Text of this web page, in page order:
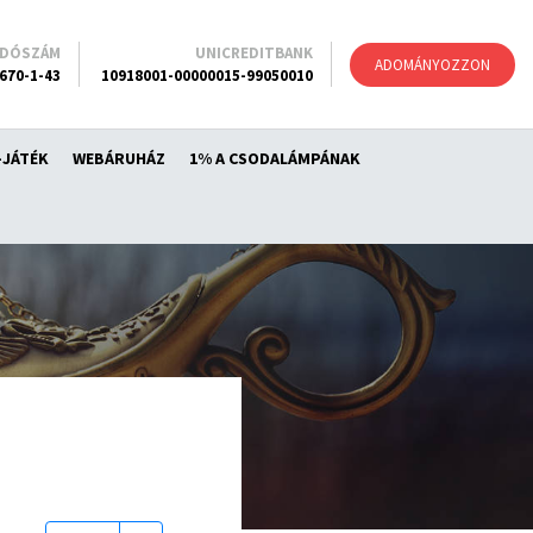
ADOMÁNYOZZON
WEBÁRUHÁZ 1% A CSODALÁMPÁNAK
1-43
UNICREDITBANK
10918001-00000015-99050010